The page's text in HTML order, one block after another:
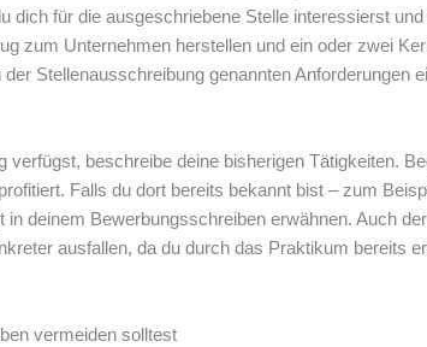
dich für die ausgeschriebene Stelle interessierst
zum Unternehmen herstellen und ein oder zwei
Stellenausschreibung genannten Anforderungen
verfügst, beschreibe deine bisherigen Tätigkeiten.
Falls du dort bereits bekannt bist – zum
in deinem Bewerbungsschreiben erwähnen. Auch
ausfallen, da du durch das Praktikum bereits
vermeiden solltest